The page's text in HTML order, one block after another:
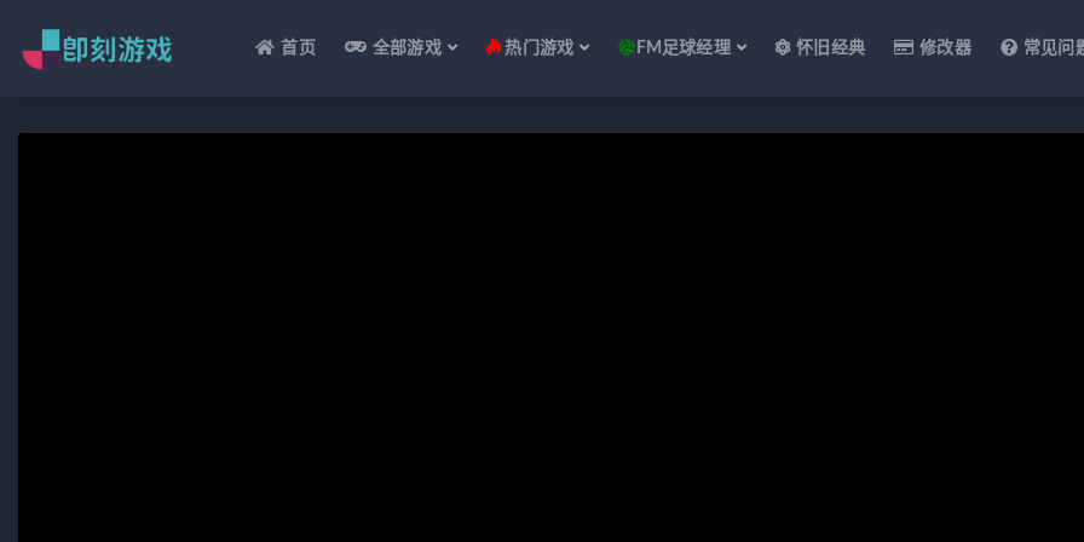
首页 全部游戏 热门游戏 FM足球经理 怀旧经典 修改器 常见问